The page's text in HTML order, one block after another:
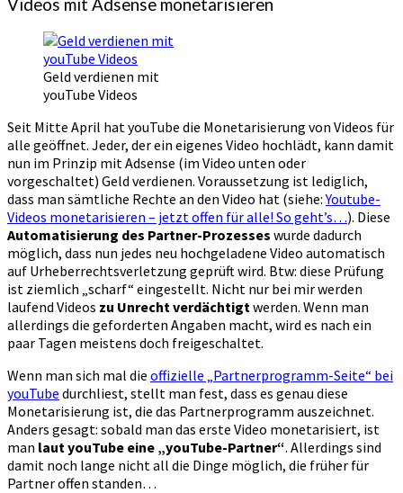
Videos mit Adsense monetarisieren
Geld verdienen mit
youTube Videos
Seit Mitte April hat youTube die Monetarisierung von Videos für
alle geöffnet. Jeder, der ein eigenes Video hochlädt, kann damit
nun im Prinzip mit Adsense (im Video unten oder
vorgeschaltet) Geld verdienen. Voraussetzung ist lediglich,
dass man sämtliche Rechte an den Video hat (siehe:Youtube-
Videos monetarisieren – jetzt offen für alle! So geht’s…). Diese
Automatisierung des Partner-Prozesses wurde dadurch
möglich, dass nun jedes neu hochgeladene Video automatisch
auf Urheberrechtsverletzung geprüft wird. Btw: diese Prüfung
ist ziemlich „scharf“ eingestellt. Nicht nur bei mir werden
laufend Videos zu Unrecht verdächtigtwerden. Wenn man
allerdings die geforderten Angaben macht, wird es nach ein
paar Tagen meistens doch freigeschaltet.
Wenn man sich mal die offizielle „Partnerprogramm-Seite“ bei
youTube durchliest, stellt man fest, dass es genau diese
Monetarisierung ist, die das Partnerprogramm auszeichnet.
Anders gesagt: sobald man das erste Video monetarisiert, ist
man laut youTube eine „youTube-Partner“. Allerdings sind
damit noch lange nicht all die Dinge möglich, die früher für
Partner offen standen…